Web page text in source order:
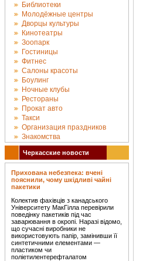
Библиотеки
Молодёжные центры
Дворцы культуры
Кинотеатры
Зоопарк
Гостиницы
Фитнес
Салоны красоты
Боулинг
Ночные клубы
Рестораны
Прокат авто
Такси
Организация праздников
Знакомства
Черкасские новости
Прихована небезпека: вчені
пояснили, чому шкідливі чайні
пакетики
Колектив фахівців з канадського
Університету МакГілла перевірили
поведінку пакетиків під час
заварювання в окропі. Наразі відомо,
що сучасні виробники не
використовують папір, замінивши її
синтетичними елементами —
пластиком чи
поліетилентерефталатом